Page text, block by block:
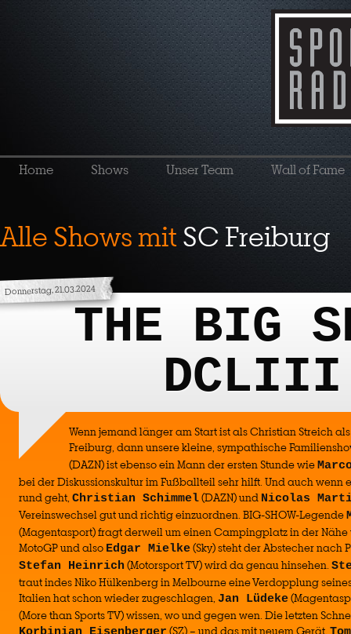
Home Shows Unser Team Wall of Fame
Alle Shows mitSC Freiburg
Donnerstag, 21.03.2024
THE BIG
DCLIII
Wenn jemand länger am Start ist als Christian Streich
Freiburg, dann unsere kleine, sympathische
(DAZN) ist ebenso ein Mann der ersten Stunde wie
bei der Diskussionskultur im Fußballteil sehr hilft. Und auch wenn
rund geht, Christian Schimmel(DAZN) und Nicolas
Vereinswechsel gut und richtig einzuordnen. BIG-SHOW-Legende
(Magentasport) fragt derweil um einen Campingplatz in der Nähe
MotoGP und also Edgar Mielke(Sky) steht der Abstecher nach
Stefan Heinrich (Motorsport TV) wird da genau hinsehen.
traut indes Niko Hülkenberg in Melbourne eine Verdopplung
Italien hat schon wieder zugeschlagen, Jan Lüdeke
(More than Sports TV) wissen, wo und gegen wen. Die letzten
(SZ) – und das mit neuem Gerät.